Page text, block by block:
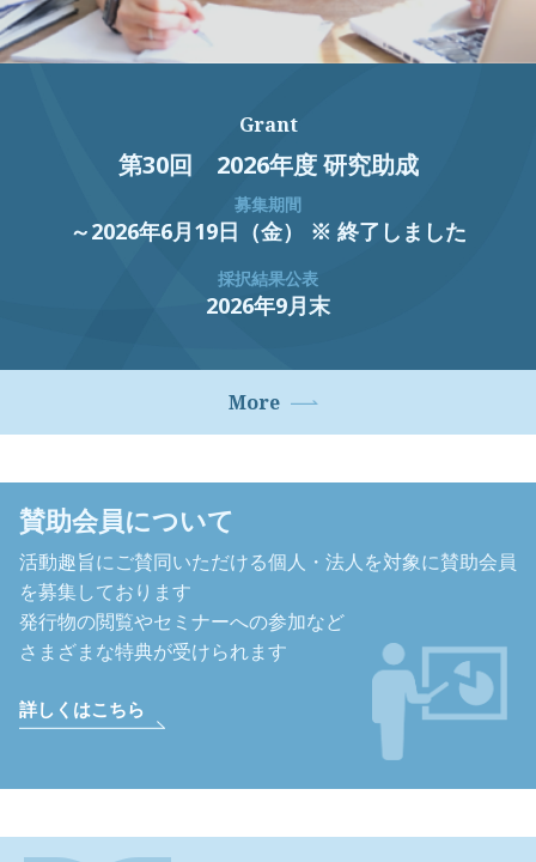
Grant
第30回 2026年度 研究助成
募集期間
～2026年6月19日（金） ※ 終了しました
採択結果公表
2026年9月末
More
賛助会員について
活動趣旨にご賛同いただける個人・法人を対象に賛助会員
を募集しております
発行物の閲覧やセミナーへの参加など
さまざまな特典が受けられます
詳しくはこちら